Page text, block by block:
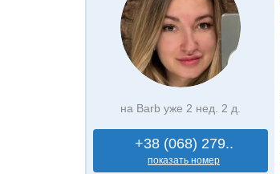
на Barb уже 2 нед. 2 д.
+38 (068) 279..
показать номер